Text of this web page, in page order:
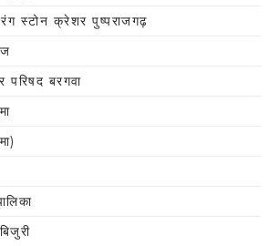
स्टोन क्रेशर पुष्पराजगढ़
बरगवा